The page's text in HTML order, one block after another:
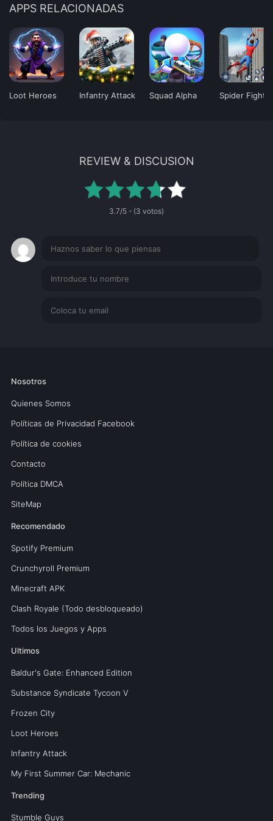
APPS RELACIONADAS
Loot Heroes Infantry Attack Squad Alpha Spider
REVIEW & DISCUSION
3.7/5 - (3 votos)
Nosotros
Quienes Somos
Políticas de Privacidad Facebook
Política de cookies
Contacto
Política DMCA
SiteMap
Recomendado
Spotify Premium
Crunchyroll Premium
Minecraft APK
Clash Royale (Todo desbloqueado)
Todos los Juegos y Apps
Ultimos
Baldur's Gate: Enhanced Edition
Substance Syndicate Tycoon V
Frozen City
Loot Heroes
Infantry Attack
My First Summer Car: Mechanic
Trending
Stumble Guys